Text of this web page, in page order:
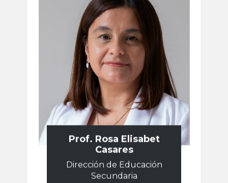
Prof. ​Rosa Elisabet
Casares
Dirección de Educación
Secundaria